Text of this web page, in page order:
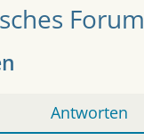
Forum
Antworten